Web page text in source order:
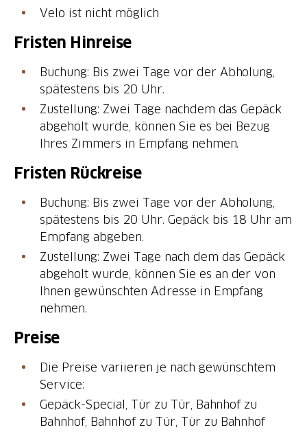
Velo ist nicht möglich
Fristen Hinreise
Buchung: Bis zwei Tage vor der Abholung,
spätestens bis 20 Uhr.
Zustellung: Zwei Tage nachdem das Gepäck
abgeholt wurde, können Sie es bei Bezug
Ihres Zimmers in Empfang nehmen.
Fristen Rückreise
Buchung: Bis zwei Tage vor der Abholung,
spätestens bis 20 Uhr. Gepäck bis 18 Uhr am
Empfang abgeben.
Zustellung: Zwei Tage nach dem das Gepäck
abgeholt wurde, können Sie es an der von
Ihnen gewünschten Adresse in Empfang
nehmen.
Preise
Die Preise variieren je nach gewünschtem
Service:
Gepäck-Special, Tür zu Tür, Bahnhof zu
Bahnhof, Bahnhof zu Tür, Tür zu Bahnhof